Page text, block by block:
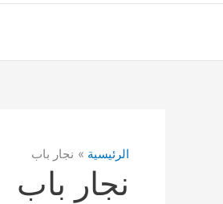
الرئيسية نجار باب
نجار باب